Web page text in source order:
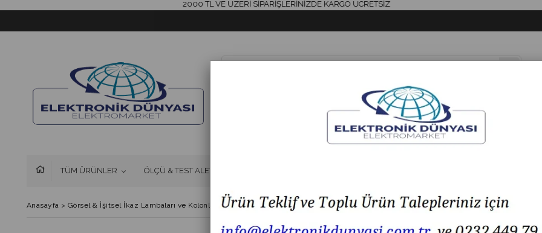
2000 TL VE ÜZERİ SİPARİŞLERİNİZDE KARGO ÜCRETSİZ
TÜM ÜRÜNLER ÖLÇÜ & TEST ALETLERİ
Anasayfa > Görsel & İşitsel İkaz Lambaları ve Kolonlar > MESAN MS 229.1.12-24VAC/DC KÜP LED MULTİFONKSİYON 43 SES SİREN